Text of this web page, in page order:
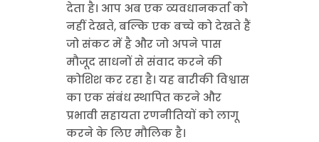
देता है। आप अब एक व्यवधानकर्ता को
नहीं देखते, बल्कि एक बच्चे को देखते हैं
जो संकट में है और जो अपने पास
मौजूद साधनों से संवाद करने की
कोशिश कर रहा है। यह बारीकी विश्वास
का एक संबंध स्थापित करने और
प्रभावी सहायता रणनीतियों को लागू
करने के लिए मौलिक है।